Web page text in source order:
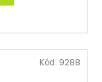
A
Kód: 9288